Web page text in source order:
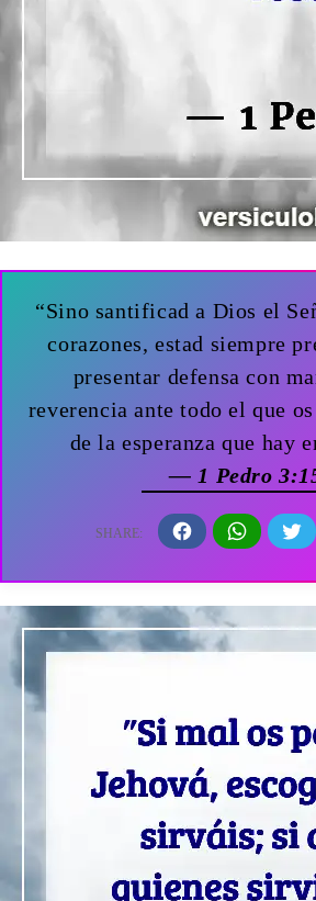
“Sino santificad a Dios el
corazones, estad siempre
presentar defensa con
reverencia ante todo el que
de la esperanza que hay
— 1 Pedro